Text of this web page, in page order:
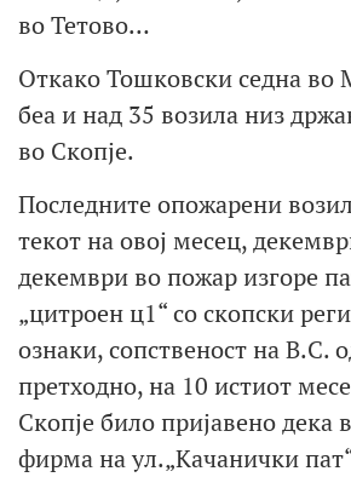
во Тетово…
Откако Тошковски седна
беа и над 35 возила низ
во Скопје.
Последните опожарени
текот на овој месец,
декември во пожар изгоре
„цитроен ц1“ со скопски
ознаки, сопственост на В.С.
претходно, на 10 истиот
Скопје било пријавено дека
фирма на ул.„Качанички